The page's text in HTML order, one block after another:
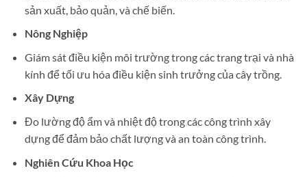
sản xuất, bảo quản, và chế biến.
Nông Nghiệp
Giám sát điều kiện môi trường trong các trang trại và nhà
kính để tối ưu hóa điều kiện sinh trưởng của cây trồng.
Xây Dựng
Đo lường độ ẩm và nhiệt độ trong các công trình xây
dựng để đảm bảo chất lượng và an toàn công trình.
Nghiên Cứu Khoa Học